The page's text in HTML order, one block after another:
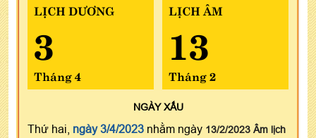
LỊCH DƯƠNG
3
Tháng 4
LỊCH ÂM
13
Tháng 2
NGÀYXẤU
Thứ hai, ngày 3/4/2023 nhằm ngày 13/2/2023 Âm lịch